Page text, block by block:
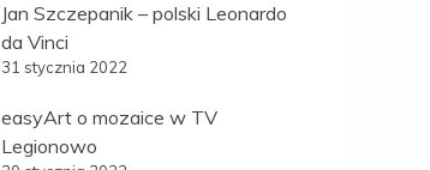
Jan Szczepanik – polski Leonardo
da Vinci
31 stycznia 2022
easyArt o mozaice w TV
Legionowo